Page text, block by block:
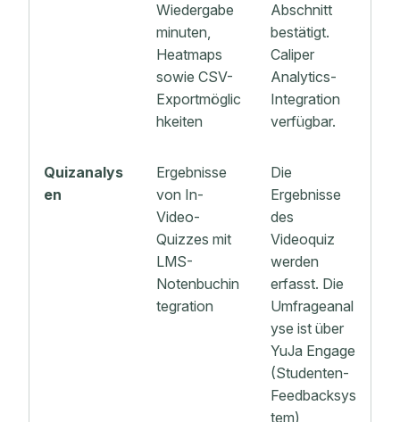
Wiedergabe
minuten,
Heatmaps
sowie CSV-
Exportmöglic
hkeiten
Abschnitt
bestätigt.
Caliper
Analytics-
Integration
verfügbar.
Quizanalys
en
Ergebnisse
von In-
Video-
Quizzes mit
LMS-
Notenbuchin
tegration
Die
Ergebnisse
des
Videoquiz
werden
erfasst. Die
Umfrageanal
yse ist über
YuJa Engage
(Studenten-
Feedbacksys
tem)